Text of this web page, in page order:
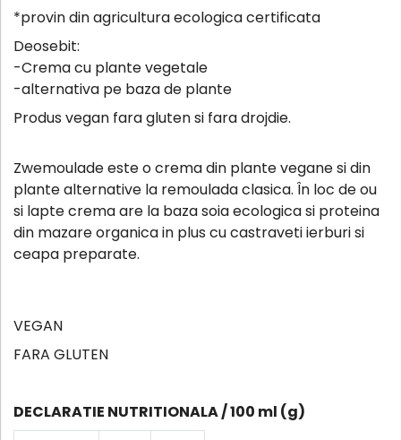
*provin din agricultura ecologica certificata
Deosebit:
-Crema cu plante vegetale
-alternativa pe baza de plante
Produs vegan fara gluten si fara drojdie.
Zwemoulade este o crema din plante vegane si din
plante alternative la remoulada clasica. În loc de ou
si lapte crema are la baza soia ecologica si proteina
din mazare organica in plus cu castraveti ierburi si
ceapa preparate.
VEGAN
FARA GLUTEN
DECLARATIE NUTRITIONALA / 100 ml (g)